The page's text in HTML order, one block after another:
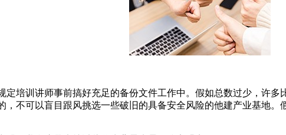
培训讲师事前搞好充足的备份文件工作中。假如总数过少，许
，不可以盲目跟风挑选一些破旧的具备安全风险的他建产业基地